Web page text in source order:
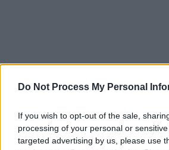
Do Not Process My Personal
If you wish to opt-out of the sale,
processing of your personal or
targeted advertising by us, please use